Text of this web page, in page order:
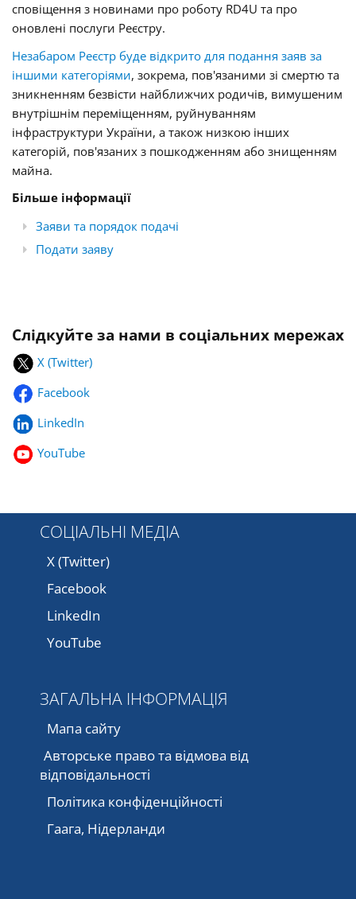
сповіщення з новинами про роботу RD4U та про
оновлені послуги Реєстру.
Незабаром Реєстр буде відкрито для подання заяв за
іншими категоріями, зокрема, пов'язаними зі смертю та
зникненням безвісти найближчих родичів, вимушеним
внутрішнім переміщенням, руйнуванням
інфраструктури України, а також низкою інших
категорій, пов'язаних з пошкодженням або знищенням
майна.
Більше інформації
Заяви та порядок подачі
Подати заяву
Слідкуйте за нами в соціальних мережах
X (Twitter)
Facebook
LinkedIn
YouTube
СОЦІАЛЬНІ МЕДІА
X (Twitter)
Facebook
LinkedIn
YouTube
ЗАГАЛЬНА ІНФОРМАЦІЯ
Мапа сайту
Авторське право та відмова від
відповідальності
Політика конфіденційності
Гаага, Нідерланди